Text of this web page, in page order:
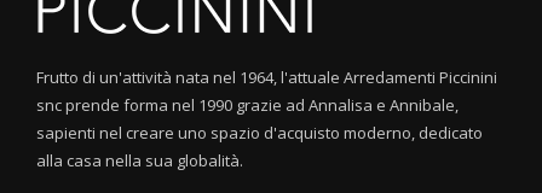
Frutto di un'attività nata nel 1964, l'attuale Arredamenti Piccinini
snc prende forma nel 1990 grazie ad Annalisa e Annibale,
sapienti nel creare uno spazio d'acquisto moderno, dedicato
alla casa nella sua globalità.